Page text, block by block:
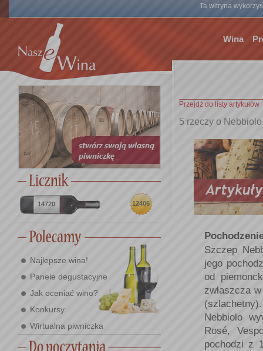
Ta witryna
Wina
14720 12405
Najlepsze wina!
Panele degustacyjne
Jak oceniać wino?
Konkursy
Wirtualna piwniczka
Przejdź do listy artykułów
5 rzeczy o Nebbiolo
Szczep
jego
od
zwłaszcza
Nebbiolo
Rosé,
pochodzi z